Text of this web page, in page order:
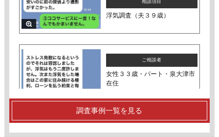
相談項目
浮気調査（夫３９歳）
ご相談者
女性３３歳・パート・泉大津市
在住
相談項目
浮気調査（夫３５歳）
調査事例一覧を見る